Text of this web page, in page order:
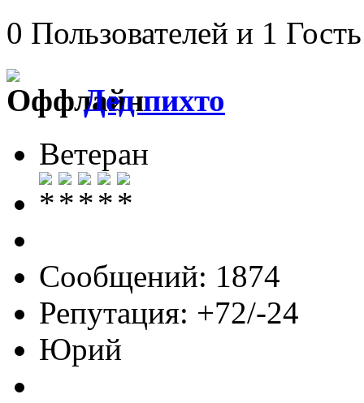
0 Пользователей и 1
Дед пихто
Ветеран
Сообщений: 1874
Репутация: +72/-24
Юрий